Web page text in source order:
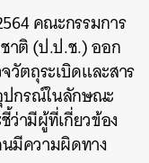
คณะกรรมการ
าติ (ป.ป.ช.) ออก
วัตถุระเบิดและสาร
ปกรณ์ในลักษณะ
ว่ามีผู้ที่เกี่ยวข้อง
มีความผิดทาง